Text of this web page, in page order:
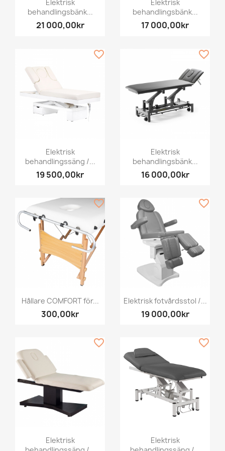
Elektrisk
behandlingsbänk...
21 000,00kr
Elektrisk
behandlingsbänk...
17 000,00kr
Elektrisk
behandlingssäng /...
19 500,00kr
favorite_border
Elektrisk
behandlingsbänk...
16 000,00kr
favorite_border
Hållare COMFORT för...
300,00kr
favorite_border
Elektrisk fotvårdsstol /...
19 000,00kr
favorite_border
Elektrisk
favorite_border
Elektrisk
favorite_border